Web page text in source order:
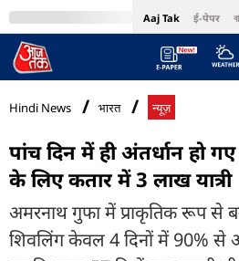
Aaj Tak ई-पेपर
MumbaiTak Cosmopolitan
Hindi News भारत न्यूज़
पांच दिन में ही अंतर्धान हो गए
के लिए कतार में 3 लाख यात्री
अमरनाथ गुफा में प्राकृतिक रूप से
शिवलिंग केवल 4 दिनों में 90% से